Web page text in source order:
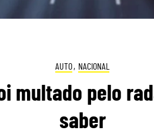
AUTO, NACIONAL
multado pelo
saber